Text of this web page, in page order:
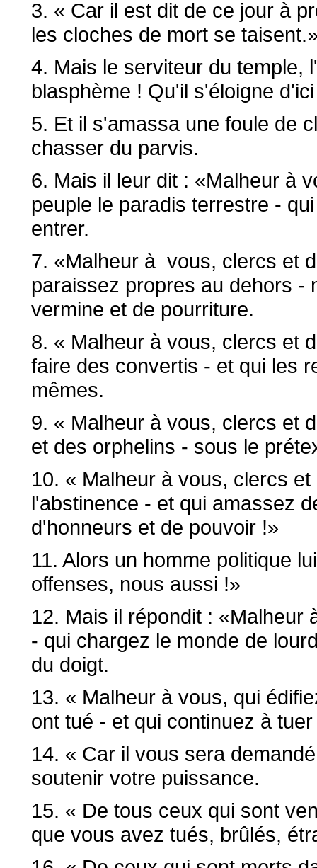
3. « Car il est dit de ce jour à
les cloches de mort se
4. Mais le serviteur du temple,
blasphème ! Qu'il s'éloigne
5. Et il s'amassa une foule de
chasser du parvis.
6. Mais il leur dit : «Malheur à
peuple le paradis terrestre -
entrer.
7. «Malheur à vous, clercs et
paraissez propres au dehors -
vermine et de pourriture.
8. « Malheur à vous, clercs et
faire des convertis - et qui les
mêmes.
9. « Malheur à vous, clercs et
et des orphelins - sous le
10. « Malheur à vous, clercs
l'abstinence - et qui amassez
d'honneurs et de pouvoir !»
11. Alors un homme politique
offenses, nous aussi !»
12. Mais il répondit : «Malheur
- qui chargez le monde de
du doigt.
13. « Malheur à vous, qui
ont tué - et qui continuez à
14. « Car il vous sera
soutenir votre puissance.
15. « De tous ceux qui sont
que vous avez tués, brûlés,